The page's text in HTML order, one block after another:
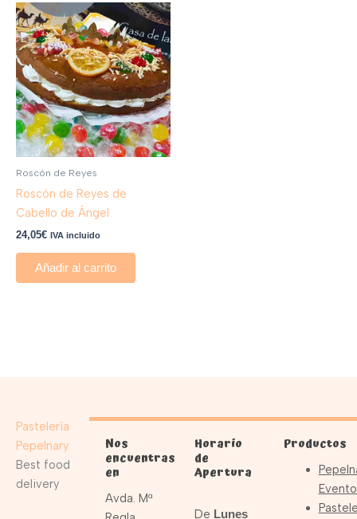
Roscón de Reyes
Roscón de Reyes de
Cabello de Ángel
24,05€ IVA incluido
Añadir al carrito
Pastelería
Pepelnary
Best food
delivery
Nos
encuentras
en
Avda. Mª
Horario
de
Apertura
De Lunes
Productos